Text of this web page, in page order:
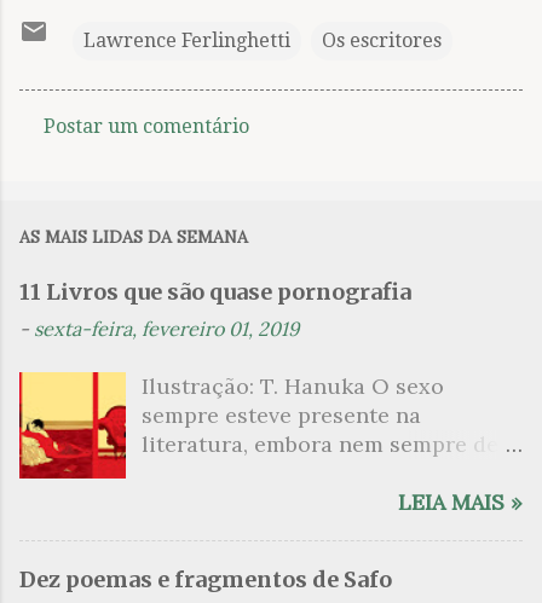
Lawrence Ferlinghetti Os escritores
n
t
i
o
Postar um comentário
AS MAIS LIDAS DA SEMANA
11 Livros que são quase pornografia
- sexta-feira, fevereiro 01, 2019
Ilustração: T. Hanuka O sexo
sempre esteve presente na
literatura, embora nem sempre de
que mergulharam em sua própria
psicanalítico e findaram por revelar
LEIA MAIS »
Dez poemas e fragmentos de Safo